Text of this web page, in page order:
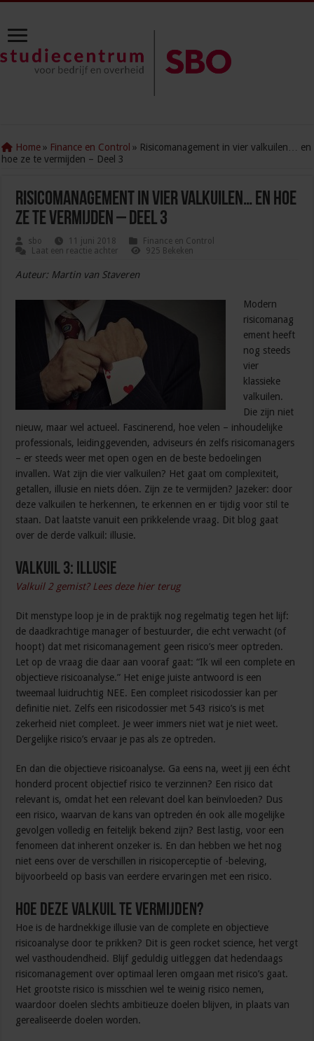
Home » Finance en Control » Risicomanagement in vier valkuilen… en
hoe ze te vermijden – Deel 3
Risicomanagement in vier valkuilen… en hoe
ze te vermijden – Deel 3
sbo 11 juni 2018
Finance en Control
Laat een reactie achter
925 Bekeken
Auteur: Martin van Staveren
Modern
risicomanag
ement heeft
nog steeds
vier
klassieke
valkuilen.
Die zijn niet
nieuw, maar wel actueel. Fascinerend, hoe velen – inhoudelijke
professionals, leidinggevenden, adviseurs én zelfs risicomanagers
– er steeds weer met open ogen en de beste bedoelingen
invallen. Wat zijn die vier valkuilen? Het gaat om complexiteit,
getallen, illusie en niets dóen. Zijn ze te vermijden? Jazeker: door
deze valkuilen te herkennen, te erkennen en er tijdig voor stil te
staan. Dat laatste vanuit een prikkelende vraag. Dit blog gaat
over de derde valkuil: illusie.
Valkuil 3: illusie
Valkuil 2 gemist? Lees deze hier terug
Dit menstype loop je in de praktijk nog regelmatig tegen het lijf:
de daadkrachtige manager of bestuurder, die echt verwacht (of
hoopt) dat met risicomanagement geen risico’s meer optreden.
Let op de vraag die daar aan vooraf gaat: “Ik wil een complete en
objectieve risicoanalyse.” Het enige juiste antwoord is een
tweemaal luidruchtig NEE. Een compleet risicodossier kan per
definitie niet. Zelfs een risicodossier met 543 risico’s is met
zekerheid niet compleet. Je weer immers niet wat je niet weet.
Dergelijke risico’s ervaar je pas als ze optreden.
En dan die objectieve risicoanalyse. Ga eens na, weet jij een écht
honderd procent objectief risico te verzinnen? Een risico dat
relevant is, omdat het een relevant doel kan beïnvloeden? Dus
een risico, waarvan de kans van optreden én ook alle mogelijke
gevolgen volledig en feitelijk bekend zijn? Best lastig, voor een
fenomeen dat inherent onzeker is. En dan hebben we het nog
niet eens over de verschillen in risicoperceptie of -beleving,
bijvoorbeeld op basis van eerdere ervaringen met een risico.
Hoe deze valkuil te vermijden?
Hoe is de hardnekkige illusie van de complete en objectieve
risicoanalyse door te prikken? Dit is geen rocket science, het vergt
wel vasthoudendheid. Blijf geduldig uitleggen dat hedendaags
risicomanagement over optimaal leren omgaan met risico’s gaat.
Het grootste risico is misschien wel te weinig risico nemen,
waardoor doelen slechts ambitieuze doelen blijven, in plaats van
gerealiseerde doelen worden.